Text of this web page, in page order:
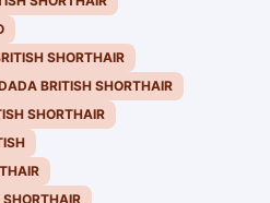
SHORTHAIR
BRITISH SHORTHAIR
SHORTHAIR